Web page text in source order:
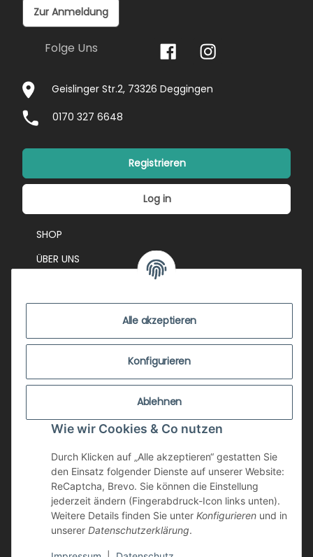
Alle akzeptieren
Konfigurieren
Ablehnen
Wie wir Cookies & Co nutzen
Durch Klicken auf „Alle akzeptieren“ gestatten Sie
den Einsatz folgender Dienste auf unserer Website:
ReCaptcha, Brevo. Sie können die Einstellung
jederzeit ändern (Fingerabdruck-Icon links unten).
Weitere Details finden Sie unter Konfigurieren und in
unserer Datenschutzerklärung.
Zur Anmeldung
Folge Uns
Geislinger Str.2, 73326 Deggingen
0170 327 6648
Registrieren
Log in
SHOP
ÜBER UNS
ZUSTANDSBEWERTUNG
ZAHLUNGSMÖGLICHKEITEN
AGB
WIDERRUFSRECHT
DATENSCHUTZ
NEWSLETTER